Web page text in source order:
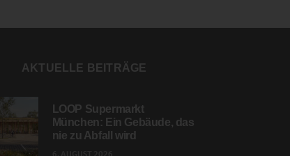
AKTUELLE BEITRÄGE
LOOP Supermarkt
München: Ein Gebäude, das
nie zu Abfall wird